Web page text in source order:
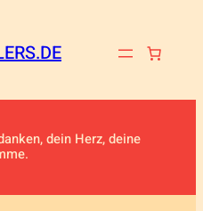
dein Herz, deine